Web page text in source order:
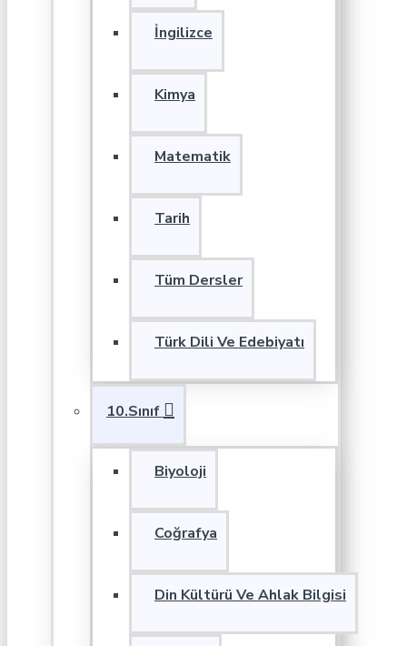
İngilizce
Kimya
Matematik
Tarih
Tüm Dersler
Türk Dili Ve Edebiyatı
10.Sınıf
Biyoloji
Coğrafya
Din Kültürü Ve Ahlak Bilgisi